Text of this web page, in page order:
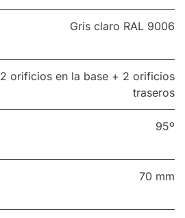
Gris claro RAL 9006
2 orificios en la base + 2 orificios
traseros
95º
70 mm